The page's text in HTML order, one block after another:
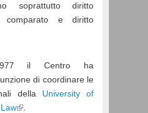
soprattutto diritto
comparato e diritto
il Centro ha
di coordinare le
della University of
.